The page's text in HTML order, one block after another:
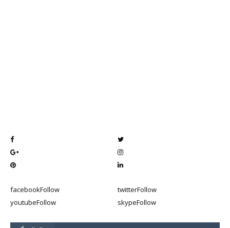
facebookFollow twitterFollow
youtubeFollow skypeFollow